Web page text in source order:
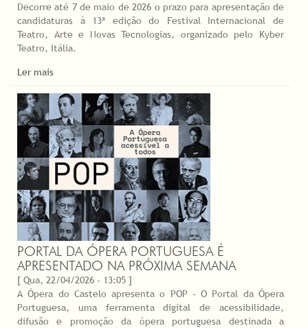
Decorre até 7 de maio de 2026 o prazo para apresentação de
candidaturas à 13ª edição do Festival Internacional de
Teatro, Arte e Novas Tecnologias, organizado pelo Kyber
Teatro, Itália.
Ler mais
PORTAL DA ÓPERA PORTUGUESA É
APRESENTADO NA PRÓXIMA SEMANA
[ Qua, 22/04/2026 - 13:05 ]
A Ópera do Castelo apresenta o POP - O Portal da Ópera
Portuguesa, uma ferramenta digital de acessibilidade,
difusão e promoção da ópera portuguesa destinada a